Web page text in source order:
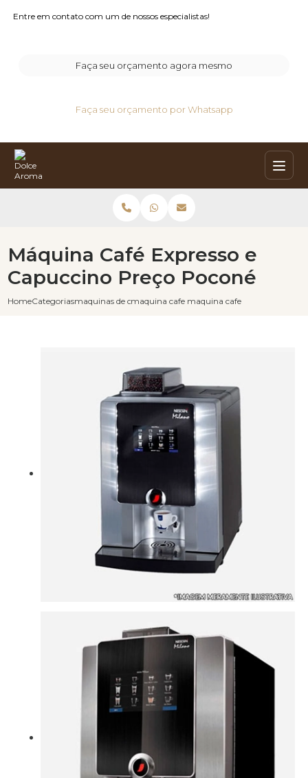
Entre em contato com um de nossos especialistas!
Faça seu orçamento agora mesmo
Faça seu orçamento por Whatsapp
HomeCategoriasmaquinas de cafe capuccino
maquina cafe e capuccinomaquina cafe expresso e
Máquina Café Expresso e
Capuccino Preço Poconé